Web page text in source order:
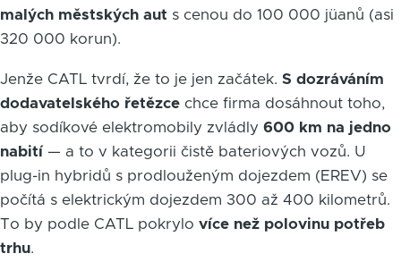
malých městských aut s cenou do 100 000 jüanů (asi
320 000 korun).
Jenže CATL tvrdí, že to je jen začátek. S dozráváním
dodavatelského řetězce chce firma dosáhnout toho,
aby sodíkové elektromobily zvládly 600 km na jedno
nabití — a to v kategorii čistě bateriových vozů. U
plug-in hybridů s prodlouženým dojezdem (EREV) se
počítá s elektrickým dojezdem 300 až 400 kilometrů.
To by podle CATL pokrylo více než polovinu potřeb
trhu.